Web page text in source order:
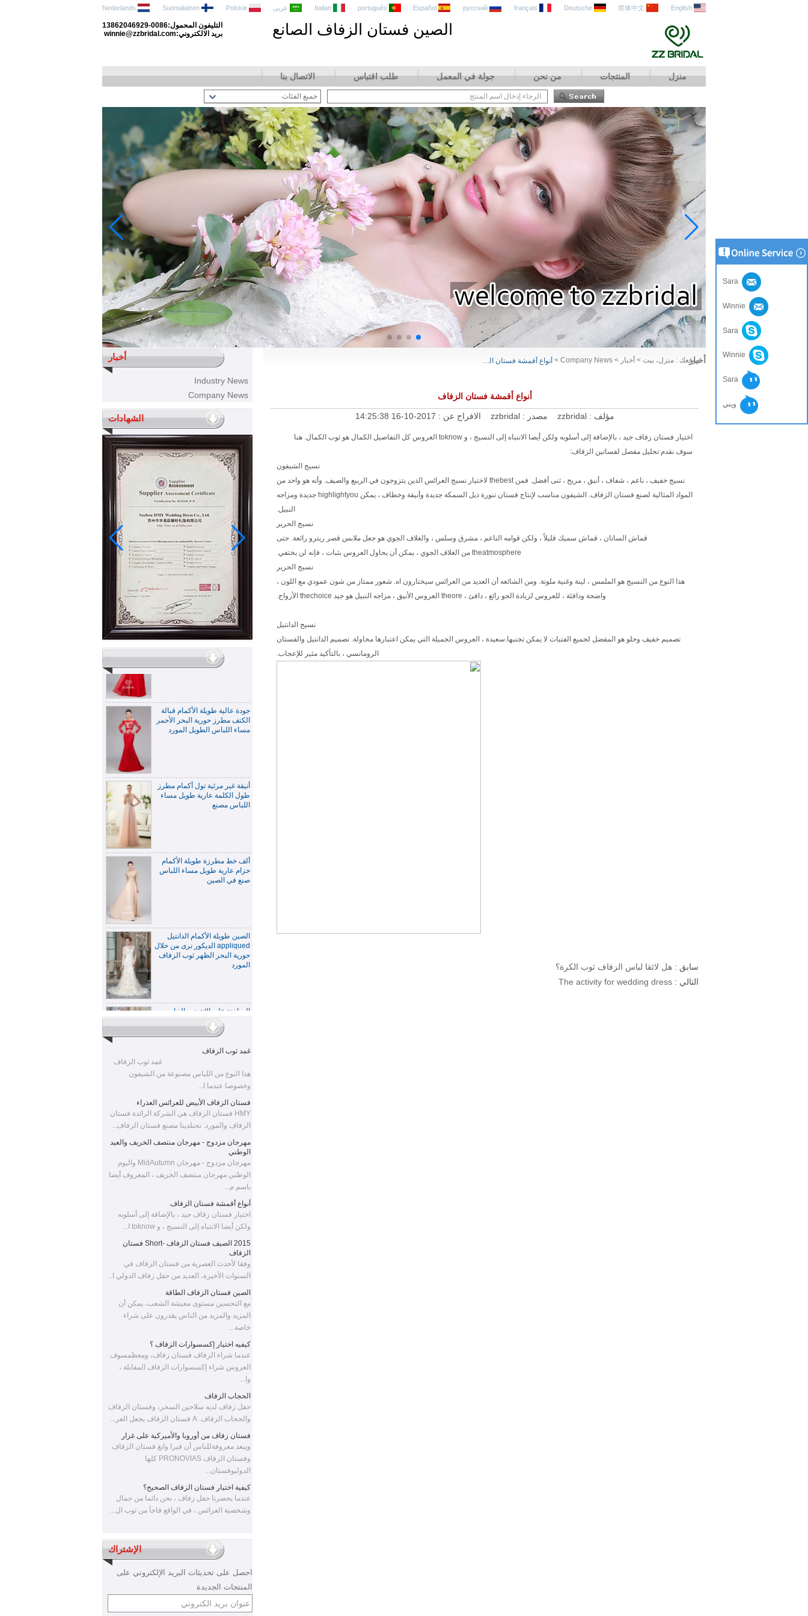
الصين فستان الزفاف الصانع
التليفون المحمول:0086-13862046929
بريد الالكتروني:winnie@zzbridal.com
English
简体中文
Deutsche
français
русский
Español
português
Italian عربى Polskie
Suomalainen
Nederlands
منزل المنتجات من نحن جولة في المعمل طلب اقتباس الاتصال بنا
جميع الفئات
أخبار
Industry News
Company News
الشهادات
مطرز أنيقة جبر الدانتيل نصف كم
أحمر طويل مساء اللباس صنع
الكتف مطرز حورية البحر الأحمر
مساء اللباس الطويل المورد
طول الكلمة عارية طويل مساء
اللباس مصنع
حزام عارية طويل مساء اللباس
صنع في الصين
appliqued الديكور نرى من خلال
حورية البحر الظهر ثوب الزفاف
المورد
الرقبة نرى من خلال الخلفي
غطاء الأكمام الدانتيل حورية
البحر أسفل فستان الزفاف
ممتاز طويلة الأكمام قبالة الكتف
من المألوف الأكمام كاب مطرز
س الرقبة حورية البحر المظلم
مصنع فستان سهرة أخضر
ارتفع الصين الجانب المورد
طويل فستان سهرة أحمر مع
شال
الصين قبالة الكتف مطرز العنق
حبيبته طويلة الأكمام المخملية
حورية البحر مساء اللباس
الطويل
مطرز أنيقة جبر الدانتيل نصف كم
أحمر طويل مساء اللباس صنع
في الصين
جودة عالية طويلة الأكمام قبالة
الكتف مطرز حورية البحر الأحمر
مساء اللباس الطويل المورد
اللباس مصنع
ألف خط مطرزة طويلة الأكمام
حزام عارية طويل مساء اللباس
غمد ثوب الزفاف
غمد ثوب الزفاف
هذا النوع من اللباس مصنوعة من الشيفون
وخصوصا عندما ا...
فستان الزفاف الأبيض للعرائس العذراء
HMY فستان الزفاف هي الشركة الرائدة فستان
الزفاف والمورد. نحنلدينا مصنع فستان الزفاف...
مهرجان مزدوج - مهرجان منتصف الخريف والعيد
الوطني
مهرجان مزدوج - مهرجان MidAutumn واليوم
الوطني مهرجان منتصف الخريف ، المعروف أيضا
باسم م...
أنواع أقمشة فستان الزفاف
اختيار فستان زفاف جيد ، بالإضافة إلى أسلوبه
ولكن أيضا الانتباه إلى النسيج ، و toknow ا...
2015 الصيف فستان الزفاف -Short فستان
الزفاف
وفقا لأحدث العصرية من فستان الزفاف في
السنوات الأخيرة، العديد من حفل زفاف الدولي ا...
الصين فستان الزفاف الطاقة
مع التحسين مستوى معيشة الشعب، يمكن أن
المزيد والمزيد من الناس يقدرون على شراء
خاصة...
كيفيه اختيار إكسسوارات الزفاف ؟
عندما شراء الزفاف فستان زفاف، ومعظمسوف
العروس شراء إكسسوارات الزفاف المقابلة ،
وا...
الحجاب الزفاف
حفل زفاف لديه سلاحين السحر، وفستان الزفاف
والحجاب الزفاف. A فستان الزفاف يجعل العر...
فستان زفاف من أوروبا والأميركية على غرار
ويبعد معروفةللناس أن فيرا وانغ فستان الزفاف
وفستان الزفاف PRONOVIAS كلها
الدوليوفستان...
كيفية اختيار فستان الزفاف الصحيح؟
عندما يحضرنا حفل زفاف ، نحن دائما من جمال
وشخصية العرائس ، في الواقع فاجأ من ثوب ال...
الإشتراك
احصل على تحديثات البريد الإلكتروني على
المنتجات الجديدة
أخبار
موقعك : منزل، بيت > أخبار >
Company News
> أنواع أقمشة فستان الزفاف
أنواع أقمشة فستان الزفاف
مؤلف :zzbridal مصدر :zzbridal الافراج عن : 2017-10-16 14:25:38
اختيار فستان زفاف جيد ، بالإضافة إلى أسلوبه ولكن أيضا الانتباه إلى النسيج ، و toknow العروس كل التفاصيل الكمال هو ثوب الكمال. هنا
سوف نقدم تحليل مفصل لفساتين الزفاف:
نسيج الشيفون
نسيج خفيف ، ناعم ، شفاف ، أنيق ، مريح ، ثنى أفضل. فمن thebest لاختيار نسيج العرائس الذين يتزوجون في الربيع والصيف. وأنه هو واحد من
المواد المثالية لصنع فستان الزفاف. الشيفون مناسب لإنتاج فستان تنورة ذيل السمكة جديدة وأنيقة وخطاف ، يمكن highlightyou جديدة ومزاجه
النبيل.
نسيج الحرير
قماش الساتان ، قماش سميك قليلاً ، ولكن قوامه الناعم ، مشرق وسلس ، والغلاف الجوي هو جعل ملابس قصر ريترو رائعة. حتى
theatmosphere من الغلاف الجوي ، يمكن أن يحاول العروس بثبات ، فإنه لن يختفي.
نسيج الحرير
هذا النوع من النسيج هو الملمس ، لينة وغنية ملونة. ومن الشائعه أن العديد من العرائس سيختارون اه. شعور ممتاز من شون عمودي مع اللون ،
واضحة ودافئة ، للعروس لزيادة الجو رائع ، دافئ ، theore العروس الأنيق ، مزاجه النبيل هو جيد thechoice الأزواج.
نسيج الدانتيل
تصميم خفيف وحلو هو المفضل لجميع الفتيات لا يمكن تجنبها.سعيدة ، العروس الجميلة التي يمكن اعتبارها محاولة. تصميم الدانتيل والفستان
الرومانسي ، بالتأكيد مثير للإعجاب.
سابق : هل لائقا لباس الزفاف ثوب الكرة؟
التالي : The activity for wedding dress
Sara
Winnie
ويني